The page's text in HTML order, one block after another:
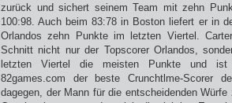
zurück und sichert seinem Team mit zehn
100:98. Auch beim 83:78 in Boston liefert er in
Orlandos zehn Punkte im letzten Viertel.
Schnitt nicht nur der Topscorer Orlandos,
letzten Viertel die meisten Punkte und
82games.com der beste Crunchtlme-Scorer
dagegen, der Mann für die entscheidenden